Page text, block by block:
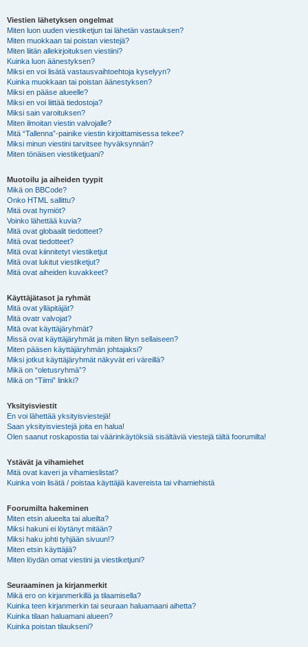
Viestien lähetyksen ongelmat
Miten luon uuden viestiketjun tai lähetän vastauksen?
Miten muokkaan tai poistan viestejä?
Miten liitän allekirjoituksen viestiini?
Kuinka luon äänestyksen?
Miksi en voi lisätä vastausvaihtoehtoja kyselyyn?
Kuinka muokkaan tai poistan äänestyksen?
Miksi en pääse alueelle?
Miksi en voi liittää tiedostoja?
Miksi sain varoituksen?
Miten ilmoitan viestin valvojalle?
Mitä “Tallenna”-painike viestin kirjoittamisessa tekee?
Miksi minun viestini tarvitsee hyväksynnän?
Miten tönäisen viestiketjuani?
Muotoilu ja aiheiden tyypit
Mikä on BBCode?
Onko HTML sallittu?
Mitä ovat hymiöt?
Voinko lähettää kuvia?
Mitä ovat globaalit tiedotteet?
Mitä ovat tiedotteet?
Mitä ovat kiinnitetyt viestiketjut
Mitä ovat lukitut viestiketjut?
Mitä ovat aiheiden kuvakkeet?
Käyttäjätasot ja ryhmät
Mitä ovat ylläpitäjät?
Mitä ovatr valvojat?
Mitä ovat käyttäjäryhmät?
Missä ovat käyttäjäryhmät ja miten liityn sellaiseen?
Miten pääsen käyttäjäryhmän johtajaksi?
Miksi jotkut käyttäjäryhmät näkyvät eri väreillä?
Mikä on “oletusryhmä”?
Mikä on “Tiimi” linkki?
Yksityisviestit
En voi lähettää yksityisviestejä!
Saan yksityisviestejä joita en halua!
Olen saanut roskapostia tai väärinkäytöksiä sisältäviä viestejä tältä foorumilta!
Ystävät ja vihamiehet
Mitä ovat kaveri ja vihamieslistat?
Kuinka voin lisätä / poistaa käyttäjiä kavereista tai vihamiehistä
Foorumilta hakeminen
Miten etsin alueelta tai alueilta?
Miksi hakuni ei löytänyt mitään?
Miksi haku johti tyhjään sivuun!?
Miten etsin käyttäjiä?
Miten löydän omat viestini ja viestiketjuni?
Seuraaminen ja kirjanmerkit
Mikä ero on kirjanmerkillä ja tilaamisella?
Kuinka teen kirjanmerkin tai seuraan haluamaani aihetta?
Kuinka tilaan haluamani alueen?
Kuinka poistan tilaukseni?